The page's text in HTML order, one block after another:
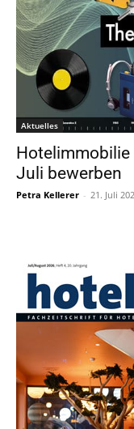
Aktuelles
Juli bewerben
Petra Kellerer - 21. Juli